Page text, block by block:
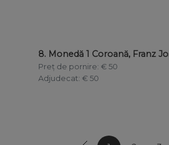
8. Monedă 1 Coroană, Franz
Preț de pornire: € 50
Adjudecat: € 50